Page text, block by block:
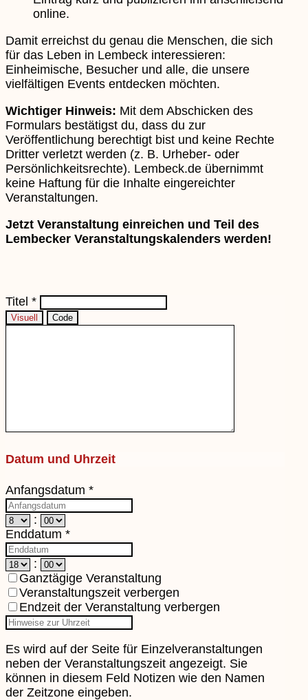
online.
Damit erreichst du genau die Menschen, die sich
für das Leben in Lembeck interessieren:
Einheimische, Besucher und alle, die unsere
vielfältigen Events entdecken möchten.
Wichtiger Hinweis: Mit dem Abschicken des
Formulars bestätigst du, dass du zur
Veröffentlichung berechtigt bist und keine Rechte
Dritter verletzt werden (z. B. Urheber- oder
Persönlichkeitsrechte). Lembeck.de übernimmt
keine Haftung für die Inhalte eingereichter
Veranstaltungen.
Jetzt Veranstaltung einreichen und Teil des
Lembecker Veranstaltungskalenders werden!
Titel *
Visuell Code
Datum und Uhrzeit
Anfangsdatum *
:
Enddatum *
:
Ganztägige Veranstaltung
Veranstaltungszeit verbergen
Endzeit der Veranstaltung verbergen
Es wird auf der Seite für Einzelveranstaltungen
neben der Veranstaltungszeit angezeigt. Sie
können in diesem Feld Notizen wie den Namen
der Zeitzone eingeben.